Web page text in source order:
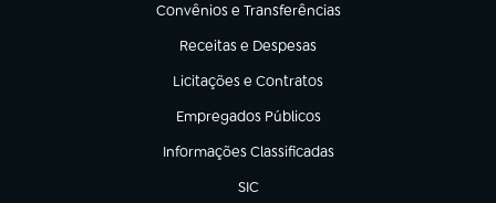
Convênios e Transferências
(abre em nova aba)
Receitas e Despesas
(abre em nova aba)
Licitações e Contratos
(abre em nova aba)
Empregados Públicos
(abre em nova aba)
Informações Classificadas
(abre em nova aba)
SIC
(abre em nova aba)